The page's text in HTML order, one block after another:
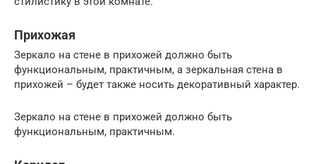
Прихожая
Зеркало на стене в прихожей должно быть
функциональным, практичным, а зеркальная стена в
прихожей – будет также носить декоративный характер.
Зеркало на стене в прихожей должно быть
функциональным, практичным.